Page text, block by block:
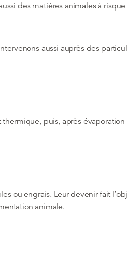
des matières animales à
aussi auprès des
puis, après évaporation
ou engrais. Leur devenir fait
animale.